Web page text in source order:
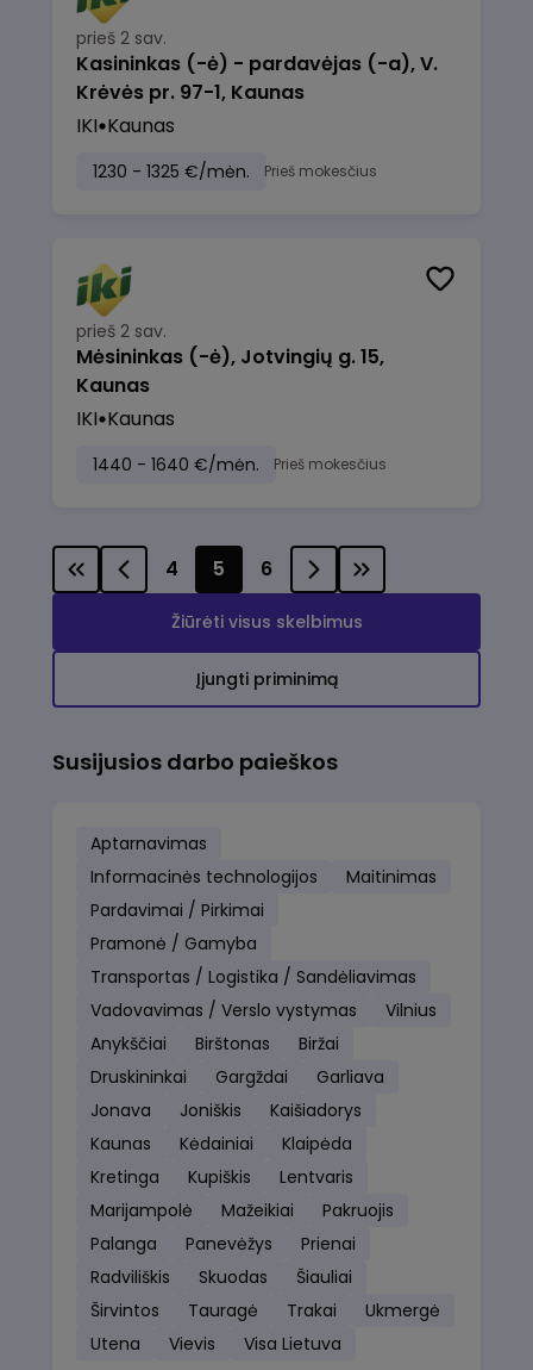
prieš 2 sav.
Kasininkas (-ė) - pardavėjas (-a), V.
Krėvės pr. 97-1, Kaunas
IKI Kaunas
1230 - 1325 €/mėn. Prieš mokesčius
prieš 2 sav.
Mėsininkas (-ė), Jotvingių g. 15,
Kaunas
IKI Kaunas
1440 - 1640 €/mėn. Prieš mokesčius
4 5 6
Žiūrėti visus skelbimus
Įjungti priminimą
Susijusios darbo paieškos
Aptarnavimas
Informacinės technologijos
Maitinimas
Pardavimai / Pirkimai
Pramonė / Gamyba
Transportas / Logistika / Sandėliavimas
Vadovavimas / Verslo vystymas
Vilnius
Anykščiai
Birštonas
Biržai
Druskininkai
Gargždai
Garliava
Jonava
Joniškis
Kaišiadorys
Kaunas
Kėdainiai
Klaipėda
Kretinga
Kupiškis
Lentvaris
Marijampolė
Mažeikiai
Pakruojis
Palanga
Panevėžys
Prienai
Radviliškis
Skuodas
Šiauliai
Širvintos
Tauragė Trakai
Ukmergė
Utena
Vievis Visa Lietuva